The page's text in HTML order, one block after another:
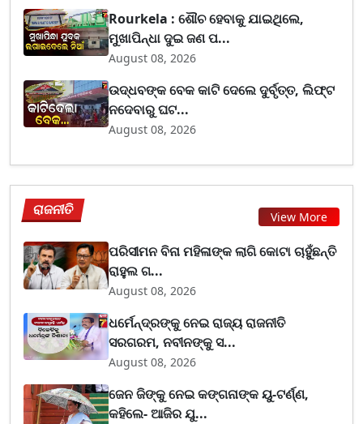
Rourkela : ଶୌଚ ହେବାକୁ ଯାଇଥିଲେ,
ମୁଖାପିନ୍ଧା ଦୁଇ ଜଣ ପ...
August 08, 2026
ଉଦ୍ଧବଙ୍କ ବେକ କାଟି ଦେଲେ ଦୁର୍ବୃତ୍ତ, ଲିଫ୍ଟ
ନଦେବାରୁ ଘଟ...
August 08, 2026
ରାଜନୀତି View More
ପରିସୀମନ ବିନା ମହିଳାଙ୍କ ଲାଗି କୋଟା ଚାହୁଁଛନ୍ତି
ରାହୁଲ ଗ...
August 08, 2026
ଧର୍ମେନ୍ଦ୍ରଙ୍କୁ ନେଇ ରାଜ୍ୟ ରାଜନୀତି
ସରଗରମ, ନବୀନଙ୍କୁ ସ...
August 08, 2026
ଜେନ ଜିଙ୍କୁ ନେଇ କଙ୍ଗନାଙ୍କ ୟୁ-ଟର୍ଣ୍ଣ,
କହିଲେ- ଆଜିର ଯୁ...